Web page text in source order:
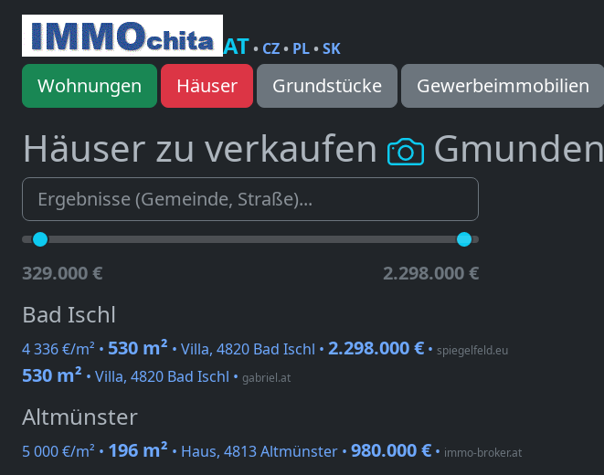
AT• CZ• PL•SK
Wohnungen Häuser Grundstücke Gewerbeimmobilien
Häuser zu verkaufen Gmunden
329.000 € 2.298.000 €
Bad Ischl
4 336 €/m² • 530 m² • Villa, 4820 Bad Ischl • 2.298.000 € • spiegelfeld.eu
530 m² • Villa, 4820 Bad Ischl • gabriel.at
Altmünster
5 000 €/m² • 196 m² • Haus, 4813 Altmünster • 980.000 € • immo-broker.at